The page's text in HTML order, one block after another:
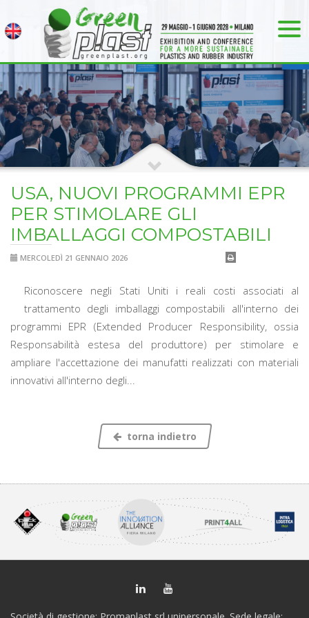
USA, NUOVI PROGRAMMI EPR
PER STIMOLARE GLI
IMBALLAGGI COMPOSTABILI
MERCOLEDÌ 21 GENNAIO 2026
Riconoscere negli Stati Uniti i reali costi associati al
trattamento degli imballaggi compostabili all'interno dei
programmi EPR (Extended Producer Responsibility, ossia
Responsabilità estesa del produttore) per stimolare e
ampliare l'accettazione dei manufatti realizzati con materiali
innovativi all'interno degli...
torna indietro